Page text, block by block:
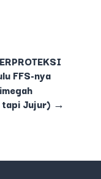
FFS-nya
Jujur) →